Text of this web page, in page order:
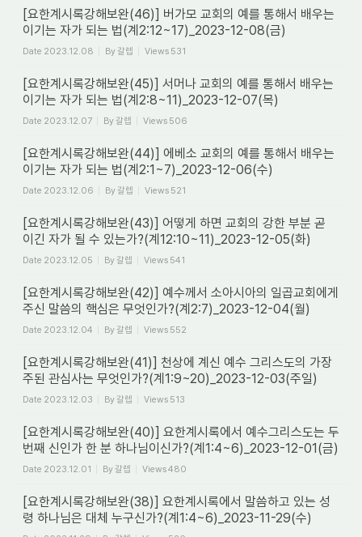
[요한계시록강해보완(46)] 버가모 교회의 예를 통해서 배우는
이기는 자가 되는 법(계2:12~17)_2023-12-08(금)
Date 2023.12.08 By갈렙 Views 531
[요한계시록강해보완(45)] 서머나 교회의 예를 통해서 배우는
이기는 자가 되는 법(계2:8~11)_2023-12-07(목)
Date 2023.12.07 By갈렙 Views 506
[요한계시록강해보완(44)] 에베소 교회의 예를 통해서 배우는
이기는 자가 되는 법(계2:1~7)_2023-12-06(수)
Date 2023.12.06 By갈렙 Views 521
[요한계시록강해보완(43)] 어떻게 하면 교회의 강한 부분 곧
이긴 자가 될 수 있는가?(계12:10~11)_2023-12-05(화)
Date 2023.12.05 By갈렙 Views 541
[요한계시록강해보완(42)] 예수께서 소아시아의 일곱교회에게
주신 말씀의 핵심은 무엇인가?(계2:7)_2023-12-04(월)
Date 2023.12.04 By갈렙 Views 552
[요한계시록강해보완(41)] 천상에 계신 예수 그리스도의 가장
주된 관심사는 무엇인가?(계1:9~20)_2023-12-03(주일)
Date 2023.12.03 By갈렙 Views 513
[요한계시록강해보완(40)] 요한계시록에서 예수그리스도는 두
번째 신인가 한 분 하나님이신가?(계1:4~6)_2023-12-01(금)
Date 2023.12.01 By갈렙 Views480
[요한계시록강해보완(38)] 요한계시록에서 말씀하고 있는 성
령 하나님은 대체 누구신가?(계1:4~6)_2023-11-29(수)